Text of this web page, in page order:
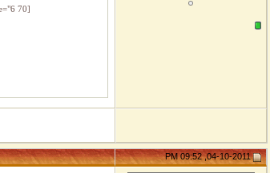
[frame="6 70"]
04-10-2011, 09:52 PM